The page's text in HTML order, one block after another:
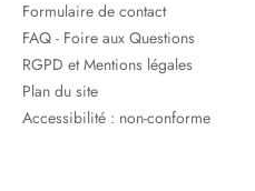
Formulaire de contact
FAQ - Foire aux Questions
RGPD et Mentions légales
Plan du site
Accessibilité : non-conforme